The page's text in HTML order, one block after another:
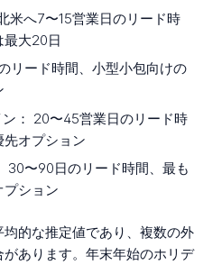
米へ7〜15営業日のリード時
最大20日
リード時間、小型小包向けの
： 20〜45営業日のリード時
オプション
30〜90日のリード時間、最も
ション
的な推定値であり、複数の外
あります。年末年始のホリデ